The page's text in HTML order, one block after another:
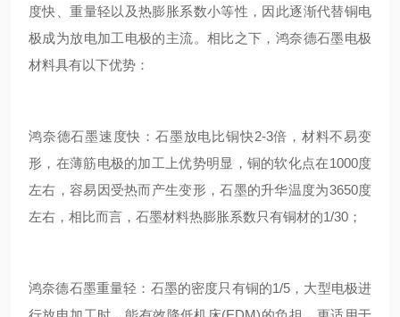
度快、重量轻以及热膨胀系数小等性，因此逐渐代替铜电
极成为放电加工电极的主流。相比之下，鸿奈德石墨电极
材料具有以下优势：
鸿奈德石墨速度快：石墨放电比铜快2-3倍，材料不易变
形，在薄筋电极的加工上优势明显，铜的软化点在1000度
左右，容易因受热而产生变形，石墨的升华温度为3650度
左右，相比而言，石墨材料热膨胀系数只有铜材的1/30；
鸿奈德石墨重量轻：石墨的密度只有铜的1/5，大型电极进